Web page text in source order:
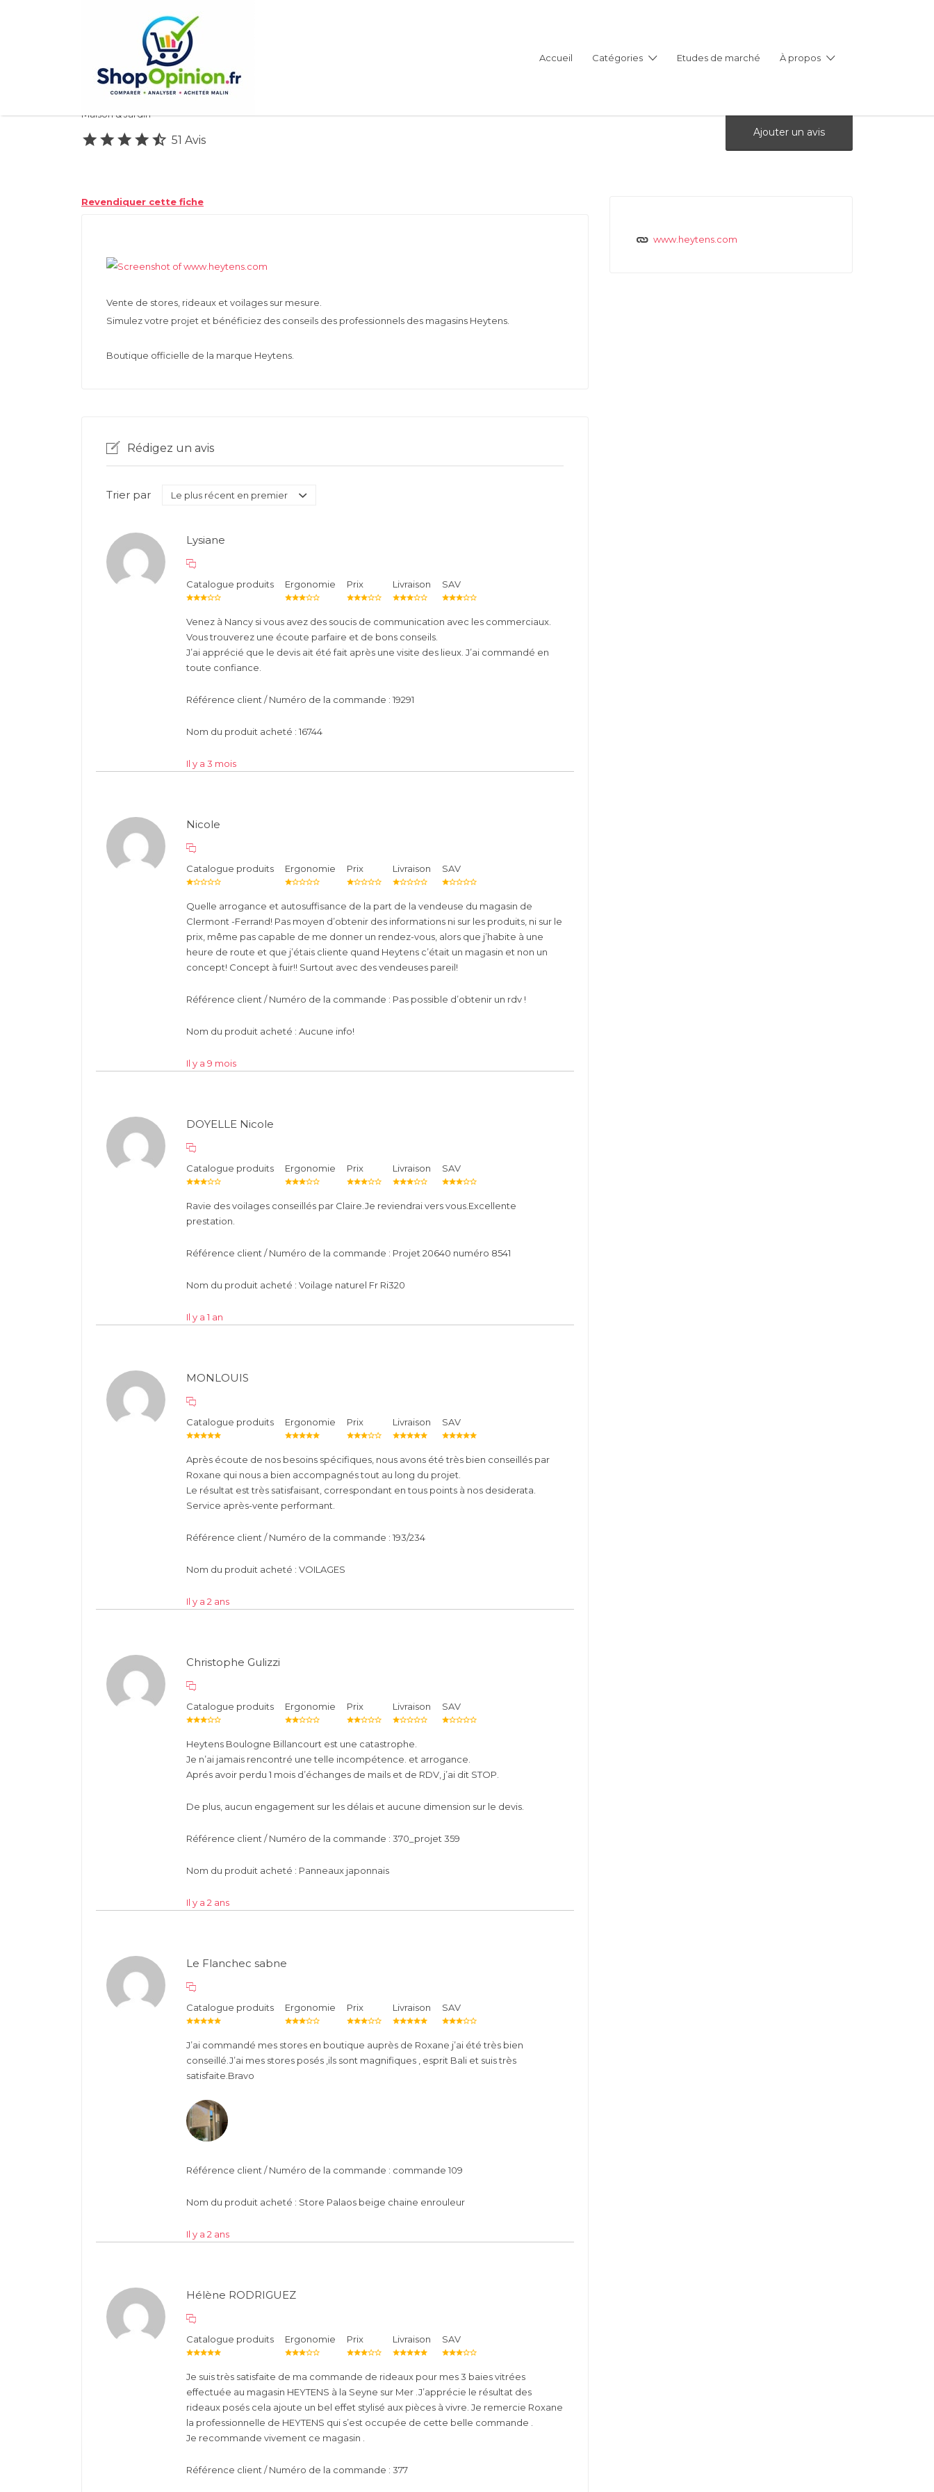
Accueil Catégories Etudes de marché À propos
Heytens
Maison & Jardin
51 Avis
Ajouter un avis
Revendiquer cette fiche
Vente de stores, rideaux et voilages sur mesure.
Simulez votre projet et bénéficiez des conseils des professionnels des magasins Heytens.
Boutique officielle de la marque Heytens.
Rédigez un avis
Trier par
Lysiane
Catalogue produits Ergonomie Prix Livraison SAV
Venez à Nancy si vous avez des soucis de communication avec les commerciaux.
Vous trouverez une écoute parfaire et de bons conseils.
J’ai apprécié que le devis ait été fait après une visite des lieux. J’ai commandé en
toute confiance.
Référence client / Numéro de la commande : 19291
Nom du produit acheté : 16744
Il y a 3 mois
Nicole
Catalogue produits Ergonomie Prix Livraison SAV
Quelle arrogance et autosuffisance de la part de la vendeuse du magasin de
Clermont -Ferrand! Pas moyen d’obtenir des informations ni sur les produits, ni sur le
prix, même pas capable de me donner un rendez-vous, alors que j’habite à une
heure de route et que j’étais cliente quand Heytens c’était un magasin et non un
concept! Concept à fuir!! Surtout avec des vendeuses pareil!
Référence client / Numéro de la commande : Pas possible d’obtenir un rdv !
Nom du produit acheté : Aucune info!
Il y a 9 mois
DOYELLE Nicole
Catalogue produits Ergonomie Prix Livraison SAV
Ravie des voilages conseillés par Claire.Je reviendrai vers vous.Excellente
prestation.
Référence client / Numéro de la commande : Projet 20640 numéro 8541
Nom du produit acheté : Voilage naturel Fr Ri320
Il y a 1 an
MONLOUIS
Catalogue produits Ergonomie Prix Livraison SAV
Après écoute de nos besoins spécifiques, nous avons été très bien conseillés par
Roxane qui nous a bien accompagnés tout au long du projet.
Le résultat est très satisfaisant, correspondant en tous points à nos desiderata.
Service après-vente performant.
Référence client / Numéro de la commande : 193/234
Nom du produit acheté : VOILAGES
Il y a 2 ans
Christophe Gulizzi
Catalogue produits Ergonomie Prix Livraison SAV
Heytens Boulogne Billancourt est une catastrophe.
Je n’ai jamais rencontré une telle incompétence. et arrogance.
Aprés avoir perdu 1 mois d’échanges de mails et de RDV, j’ai dit STOP.
De plus, aucun engagement sur les délais et aucune dimension sur le devis.
Référence client / Numéro de la commande : 370_projet 359
Nom du produit acheté : Panneaux japonnais
Il y a 2 ans
Le Flanchec sabne
Catalogue produits Ergonomie Prix Livraison SAV
J’ai commandé mes stores en boutique auprès de Roxane j’ai été très bien
conseillé.J’ai mes stores posés ,ils sont magnifiques , esprit Bali et suis très
satisfaite.Bravo
Référence client / Numéro de la commande : commande 109
Nom du produit acheté : Store Palaos beige chaine enrouleur
Il y a 2 ans
Hélène RODRIGUEZ
Catalogue produits Ergonomie Prix Livraison SAV
Je suis très satisfaite de ma commande de rideaux pour mes 3 baies vitrées
effectuée au magasin HEYTENS à la Seyne sur Mer .J’apprécie le résultat des
rideaux posés cela ajoute un bel effet stylisé aux pièces à vivre. Je remercie Roxane
la professionnelle de HEYTENS qui s’est occupée de cette belle commande .
Je recommande vivement ce magasin .
Référence client / Numéro de la commande : 377
www.heytens.com